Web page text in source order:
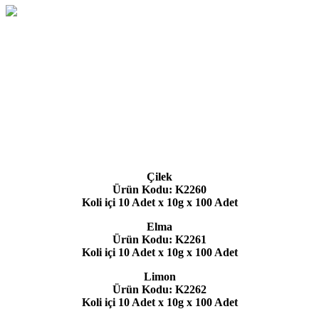
Çilek
Ürün Kodu: K2260
Koli içi 10 Adet x 10g x 100 Adet
Elma
Ürün Kodu: K2261
Koli içi 10 Adet x 10g x 100 Adet
Limon
Ürün Kodu: K2262
Koli içi 10 Adet x 10g x 100 Adet